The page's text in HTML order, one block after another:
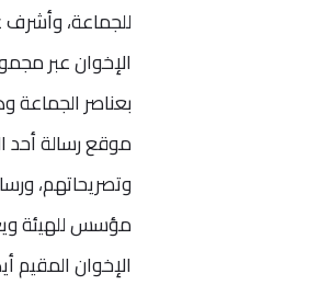
للجماعة، وأشرف
الإخوان عبر
بعناصر
موقع رسالة أحد
مؤسس للهيئة
الإخوان المقيم